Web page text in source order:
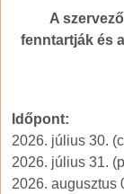
A
fenntartják és
Időpont:
2026. július 30.
2026. július 31.
2026. augusztus